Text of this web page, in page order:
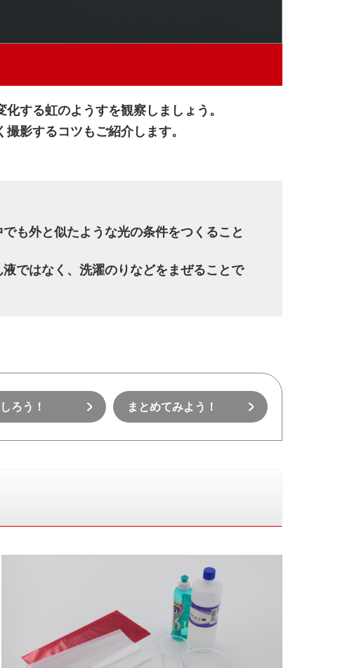
する虹のようすを観察しましょう。
影するコツもご紹介します。
も外と似たような光の条件をつくること
ではなく、洗濯のりなどをまぜることで
ろう！ まとめてみよう！